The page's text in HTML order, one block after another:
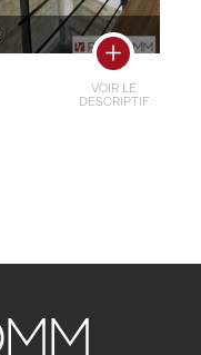
VOIR LE
DESCRIPTIF